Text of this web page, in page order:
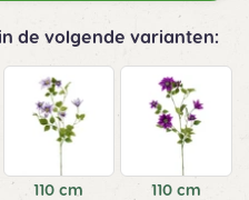
de volgende varianten:
110 cm 110 cm